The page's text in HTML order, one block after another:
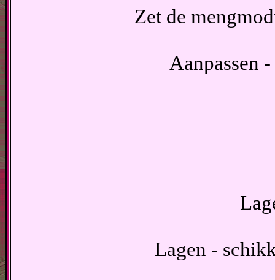
Zet de
Aanpassen
Lagen -